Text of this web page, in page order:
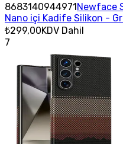
8683140944971Newface
Nano içi Kadife Silikon -
₺299,00KDV Dahil
7